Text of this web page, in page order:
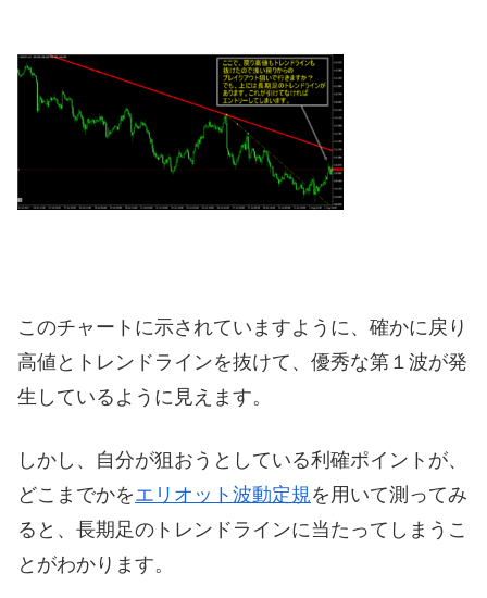
このチャートに示されていますように、確かに戻り
高値とトレンドラインを抜けて、優秀な第１波が発
生しているように見えます。
しかし、自分が狙おうとしている利確ポイントが、
どこまでかをエリオット波動定規 を用いて測ってみ
ると、長期足のトレンドラインに当たってしまうこ
とがわかります。